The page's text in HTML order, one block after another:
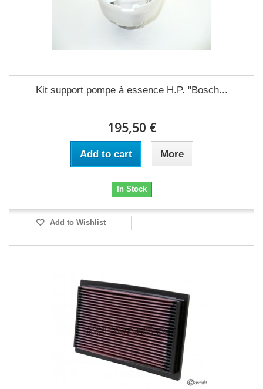
Kit support pompe à essence H.P. "Bosch...
195,50 €
Add to cart More
In Stock
Add to Wishlist